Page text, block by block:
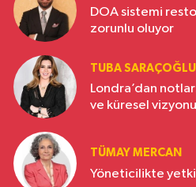
DOA sistemi
zorunlu oluyor
TUBA SARAÇOĞLU
Londra’dan
ve küresel
TÜMAY MERCAN
Yöneticilikte